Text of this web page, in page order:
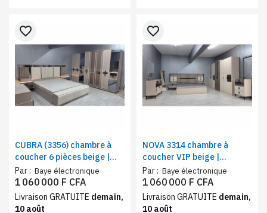
CUBRA (3356) chambre à
coucher 6 pièces beige |
Chambre adulte lit, armoire
8 battants, chevets et
mobilier de rangement
Par : Baye électronique
favorite_border
1 060 000 F CFA
Livraison GRATUITE demain,
10 août
NOVA 3314 chambre à
coucher VIP beige |
Ensemble 7 pièces, armoire
8 portes, coiffeuse, espace
de rangement et miroir
Par : Baye électronique
favorite_border
1 060 000 F CFA
Livraison GRATUITE demain,
10 août